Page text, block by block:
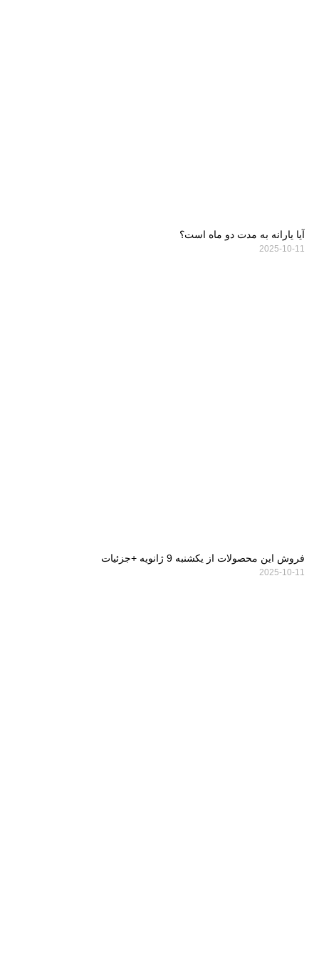
آیا یارانه به مدت دو ماه است؟
2025-10-11
فروش این محصولات از یکشنبه 9 ژانویه +جزئیات
2025-10-11